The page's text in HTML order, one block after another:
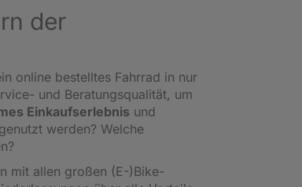
der
online bestelltes Fahrrad in nur
und Beratungsqualität, um
Einkaufserlebnis und
werden? Welche
mit allen großen (E-)Bike-